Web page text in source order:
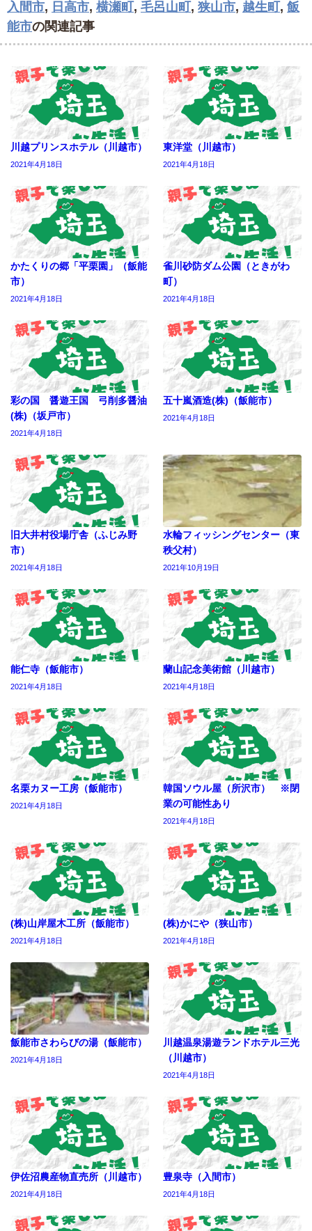
入間市, 日高市, 横瀬町 , 毛呂山町 , 狭山市, 越生町 , 飯
能市の関連記事
川越プリンスホテル（川越市）
2021年4月18日
東洋堂（川越市）
2021年4月18日
かたくりの郷「平栗園」（飯能
市）
2021年4月18日
雀川砂防ダム公園（ときがわ
町）
2021年4月18日
彩の国 醤遊王国 弓削多醤油
(株)（坂戸市）
2021年4月18日
五十嵐酒造(株)（飯能市）
2021年4月18日
旧大井村役場庁舎（ふじみ野
市）
2021年4月18日
水輪フィッシングセンター（東
秩父村）
2021年10月19日
能仁寺（飯能市）
2021年4月18日
蘭山記念美術館（川越市）
2021年4月18日
名栗カヌー工房（飯能市）
2021年4月18日
韓国ソウル屋（所沢市） ※閉
業の可能性あり
2021年4月18日
(株)山岸屋木工所（飯能市）
2021年4月18日
(株)かにや（狭山市）
2021年4月18日
飯能市さわらびの湯（飯能市）
2021年4月18日
川越温泉湯遊ランドホテル三光
（川越市）
2021年4月18日
伊佐沼農産物直売所（川越市）
2021年4月18日
豊泉寺（入間市）
2021年4月18日